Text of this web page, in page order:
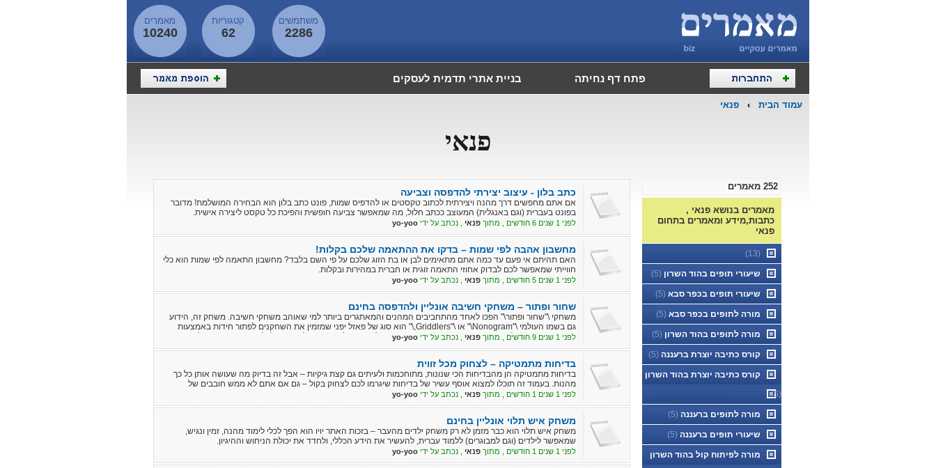
משתמשים
2286
קטגוריות
62
מאמרים
10240
פתח דף נחיתה בניית אתרי תדמית לעסקים
עמוד הבית › פנאי
פנאי
252 מאמרים
מאמרים בנושא פנאי ,
כתבות,מידע ומאמרים בתחום
פנאי
(13)
שיעורי תופים בהוד השרון (5)
שיעורי תופים בכפר סבא (5)
מורה לתופים בכפר סבא (5)
מורה לתופים בהוד השרון (5)
קורס כתיבה יוצרת ברעננה (5)
קורס כתיבה יוצרת בהוד השרון
(5)
מורה לתופים ברעננה (5)
שיעורי תופים ברעננה (5)
מורה לפיתוח קול בהוד השרון
כתב בלון - עיצוב יצירתי להדפסה וצביעה
אם אתם מחפשים דרך מהנה ויצירתית לכתוב טקסטים או להדפיס שמות, פונט כתב בלון הוא הבחירה המושלמת! מדובר
בפונט בעברית (וגם באנגלית) המעוצב ככתב חלול, מה שמאפשר צביעה חופשית והפיכת כל טקסט ליצירה אישית.
לפני 1 שנים 6 חודשים , מתוך פנאי , נכתב על ידי yo-yoo
מחשבון אהבה לפי שמות – בדקו את ההתאמה שלכם בקלות!
האם תהיתם אי פעם עד כמה אתם מתאימים לבן או בת הזוג שלכם על פי השם בלבד? מחשבון התאמה לפי שמות הוא כלי
חווייתי שמאפשר לכם לבדוק אחוזי התאמה זוגית או חברית במהירות ובקלות.
לפני 1 שנים 5 חודשים , מתוך פנאי , נכתב על ידי yo-yoo
שחור ופתור – משחקי חשיבה אונליין ולהדפסה בחינם
משחקי \"שחור ופתור\" הפכו לאחד מהתחביבים המהנים והמאתגרים ביותר למי שאוהב משחקי חשיבה. משחק זה, הידוע
גם בשמו העולמי \"Nonogram\" או \"Griddlers,\" הוא סוג של פאזל יפני שמזמין את השחקנים לפתור חידות באמצעות
צביעת משבצות על פי רמזים מספריים. השחקנים נדרשים לפענח אילו משבצות לצבוע ואילו להשאיר ריקות כדי לחשוף
תמונה מוסתרת.
לפני 1 שנים 9 חודשים , מתוך פנאי , נכתב על ידי yo-yoo
בדיחות מתמטיקה – לצחוק מכל זווית
בדיחות מתמטיקה הן מהבדיחות הכי שנונות, מתוחכמות ולעיתים גם קצת גיקיות – אבל זה בדיוק מה שעושה אותן כל כך
מהנות. בעמוד זה תוכלו למצוא אוסף עשיר של בדיחות שיגרמו לכם לצחוק בקול – גם אם אתם לא ממש חובבים של
נוסחאות ומשוואות.
לפני 1 שנים 1 חודשים , מתוך פנאי , נכתב על ידי yo-yoo
משחק איש תלוי אונליין בחינם
משחק איש תלוי הוא כבר מזמן לא רק משחק ילדים מהעבר – בזכות האתר יויו הוא הפך לכלי לימוד מהנה, זמין ונגיש,
שמאפשר לילדים (וגם למבוגרים) ללמוד עברית, להעשיר את הידע הכללי, ולחדד את יכולת הניחוש וההיגיון.
לפני 1 שנים 1 חודשים , מתוך פנאי , נכתב על ידי yo-yoo